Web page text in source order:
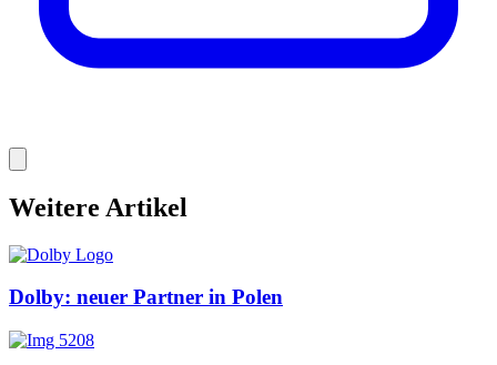
Weitere Artikel
Dolby: neuer Partner in Polen